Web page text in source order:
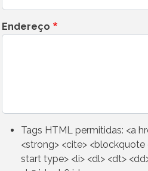
Endereço
Tags HTML permitidas: <a
<strong> <cite>
start type> <li> <dl> <dt>